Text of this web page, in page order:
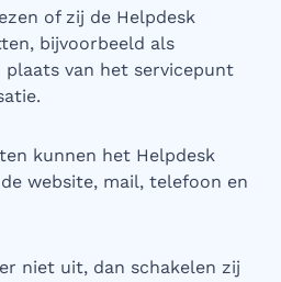
of zij de Helpdesk
bijvoorbeeld als
plaats van het servicepunt
kunnen het Helpdesk
website, mail, telefoon en
niet uit, dan schakelen zij